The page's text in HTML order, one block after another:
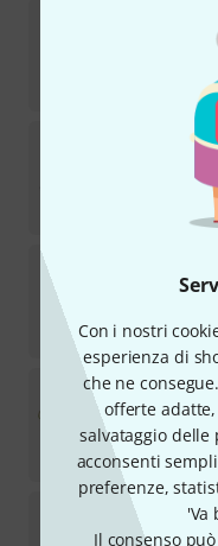
Con i nostri
esperienza di
che ne
offerte
salvataggio delle
acconsenti
preferenze,
'Va
Il consenso
Kühnl &
€86
Kühnl &
€2.999
Kühnl &